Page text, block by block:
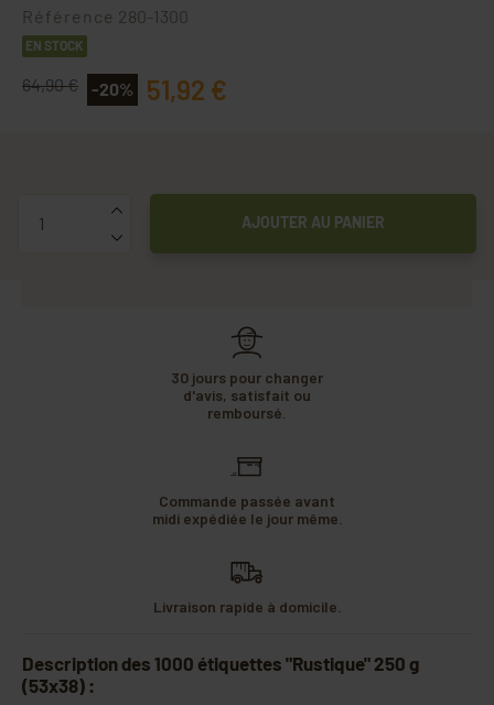
Référence 280-1300
EN STOCK
64,90 € -20% 51,92 €
AJOUTER AU PANIER
30 jours pour changer
d'avis, satisfait ou
remboursé.
Commande passée avant
midi expédiée le jour même.
Livraison rapide à domicile.
Description des 1000 étiquettes "Rustique" 250 g
(53x38) :